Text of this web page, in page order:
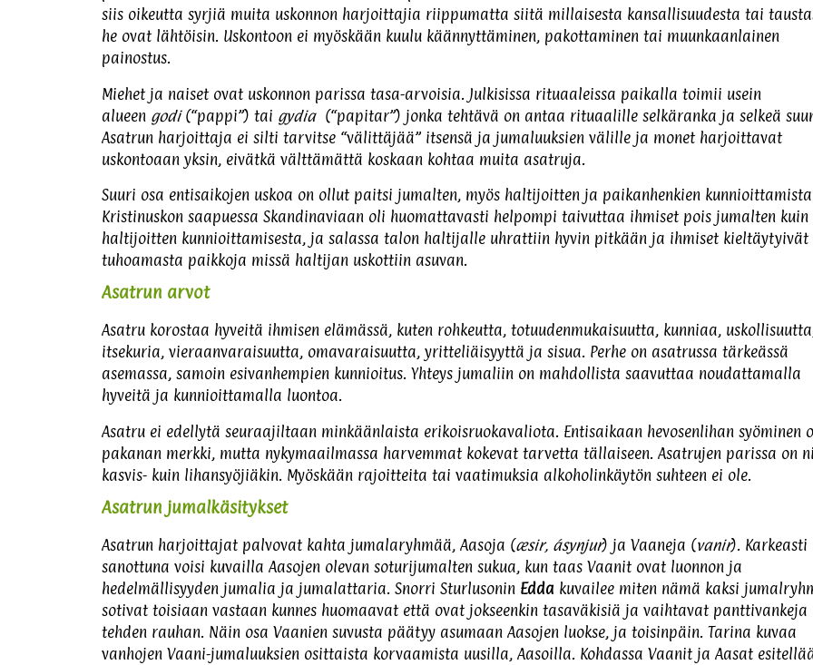
siis oikeutta syrjiä muita uskonnon harjoittajia riippumatta siitä millaisesta kansallisuudesta tai
he ovat lähtöisin. Uskontoon ei myöskään kuulu käännyttäminen, pakottaminen tai muunkaanlainen
painostus.
Miehet ja naiset ovat uskonnon parissa tasa-arvoisia. Julkisissa rituaaleissa paikalla toimii usein
alueen godi(“pappi”) tai gydia (“papitar”) jonka tehtävä on antaa rituaalille selkäranka ja selkeä
Asatrun harjoittaja ei silti tarvitse “välittäjää” itsensä ja jumaluuksien välille ja monet harjoittavat
uskontoaan yksin, eivätkä välttämättä koskaan kohtaa muita asatruja.
Suuri osa entisaikojen uskoa on ollut paitsi jumalten, myös haltijoitten ja paikanhenkien
Kristinuskon saapuessa Skandinaviaan oli huomattavasti helpompi taivuttaa ihmiset pois jumalten kuin
haltijoitten kunnioittamisesta, ja salassa talon haltijalle uhrattiin hyvin pitkään ja ihmiset kieltäytyivät
tuhoamasta paikkoja missä haltijan uskottiin asuvan.
Asatrun arvot
Asatru korostaa hyveitä ihmisen elämässä, kuten rohkeutta, totuudenmukaisuutta, kunniaa,
itsekuria, vieraanvaraisuutta, omavaraisuutta, yritteliäisyyttä ja sisua. Perhe on asatrussa tärkeässä
asemassa, samoin esivanhempien kunnioitus. Yhteys jumaliin on mahdollista saavuttaa noudattamalla
hyveitä ja kunnioittamalla luontoa.
Asatru ei edellytä seuraajiltaan minkäänlaista erikoisruokavaliota. Entisaikaan hevosenlihan syöminen
pakanan merkki, mutta nykymaailmassa harvemmat kokevat tarvetta tällaiseen. Asatrujen parissa on
kasvis- kuin lihansyöjiäkin. Myöskään rajoitteita tai vaatimuksia alkoholinkäytön suhteen ei ole.
Asatrun jumalkäsitykset
Asatrun harjoittajat palvovat kahta jumalaryhmää, Aasoja (æsir, ásynjur) ja Vaaneja (vanir). Karkeasti
sanottuna voisi kuvailla Aasojen olevan soturijumalten sukua, kun taas Vaanit ovat luonnon ja
hedelmällisyyden jumalia ja jumalattaria. Snorri Sturlusonin Edda kuvailee miten nämä kaksi
sotivat toisiaan vastaan kunnes huomaavat että ovat jokseenkin tasaväkisiä ja vaihtavat panttivankeja
tehden rauhan. Näin osa Vaanien suvusta päätyy asumaan Aasojen luokse, ja toisinpäin. Tarina kuvaa
vanhojen Vaani-jumaluuksien osittaista korvaamista uusilla, Aasoilla. Kohdassa Vaanit ja Aasat